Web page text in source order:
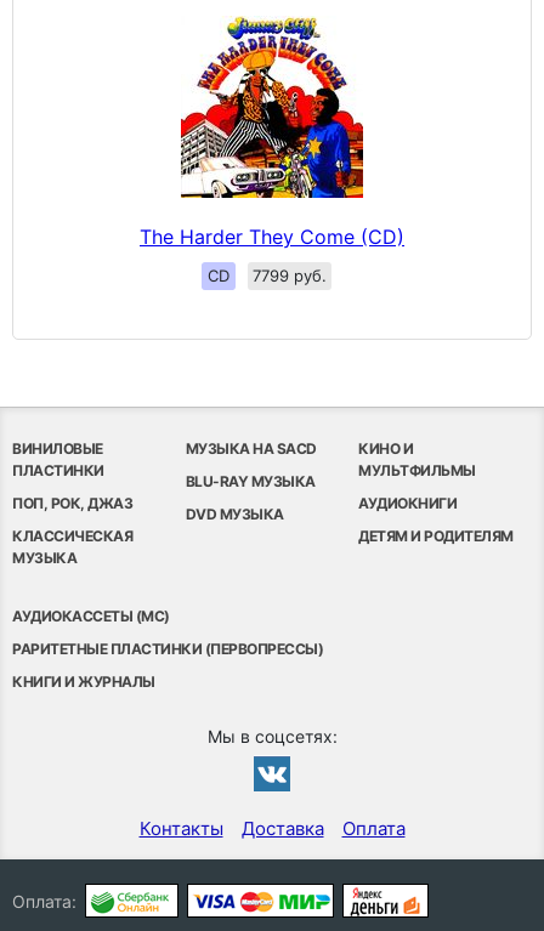
The Harder They Come (CD)
CD 7799 руб.
ВИНИЛОВЫЕ
ПЛАСТИНКИ
ПОП, РОК, ДЖАЗ
КЛАССИЧЕСКАЯ
МУЗЫКА
МУЗЫКА НА SACD
BLU-RAY МУЗЫКА
DVD МУЗЫКА
КИНО И
МУЛЬТФИЛЬМЫ
АУДИОКНИГИ
ДЕТЯМ И РОДИТЕЛЯМ
АУДИОКАССЕТЫ (MC)
РАРИТЕТНЫЕ ПЛАСТИНКИ (ПЕРВОПРЕССЫ)
КНИГИ И ЖУРНАЛЫ
Мы в соцсетях:
Контакты Доставка Оплата
Оплата: